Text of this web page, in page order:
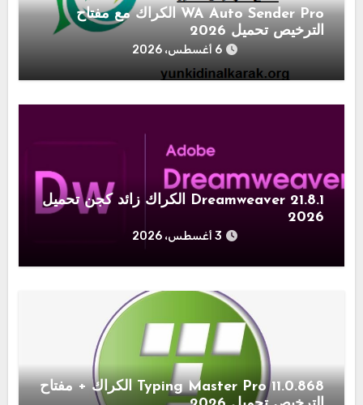
WA Auto Sender Pro الكراك مع مفتاح
الترخيص تحميل 2026
6 أغسطس، 2026
Dreamweaver 21.8.1 الكراك زائد كجن تحميل
2026
3 أغسطس، 2026
11.0.868 Typing Master Pro الكراك + مفتاح